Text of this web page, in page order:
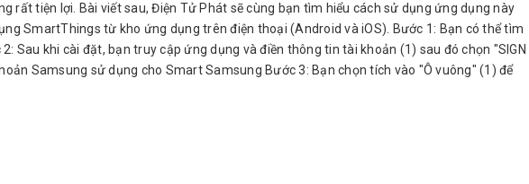
tiện lợi. Bài viết sau, Điện Tử Phát sẽ cùng bạn tìm hiểu cách sử dụng ứng dụng này
SmartThings từ kho ứng dụng trên điện thoại (Android và iOS). Bước 1: Bạn có thể tìm
khi cài đặt, bạn truy cập ứng dụng và điền thông tin tài khoản (1) sau đó chọn "SIGN
Samsung sử dụng cho Smart Samsung Bước 3: Bạn chọn tích vào "Ô vuông" (1) để